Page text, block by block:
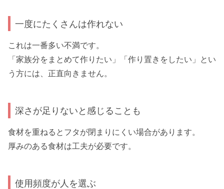
一度にたくさんは作れない
これは一番多い不満です。
「家族分をまとめて作りたい」「作り置きをしたい」とい
う方には、正直向きません。
深さが足りないと感じることも
食材を重ねるとフタが閉まりにくい場合があります。
厚みのある食材は工夫が必要です。
使用頻度が人を選ぶ